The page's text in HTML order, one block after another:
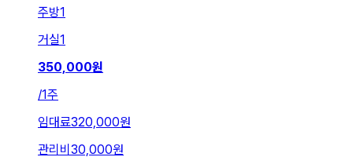
주방1
거실1
350,000원
/1주
임대료320,000원
관리비 30,000원